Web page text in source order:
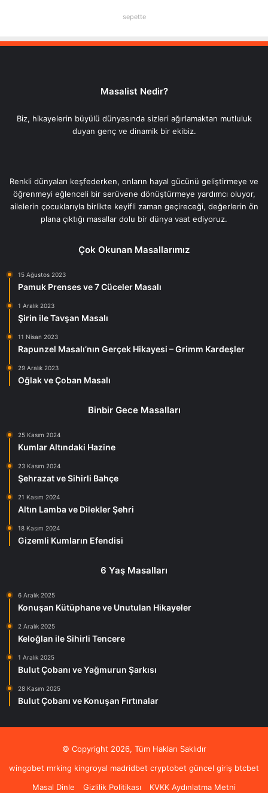
sepette
Masalist Nedir?
Biz, hikayelerin büyülü dünyasında sizleri ağırlamaktan mutluluk
duyan genç ve dinamik bir ekibiz.
Renkli dünyaları keşfederken, onların hayal gücünü geliştirmeye ve
öğrenmeyi eğlenceli bir serüvene dönüştürmeye yardımcı oluyor,
ailelerin çocuklarıyla birlikte keyifli zaman geçireceği, değerlerin ön
plana çıktığı masallar dolu bir dünya vaat ediyoruz.
Çok Okunan Masallarımız
15 Ağustos 2023
Pamuk Prenses ve 7 Cüceler Masalı
1 Aralık 2023
Şirin ile Tavşan Masalı
11 Nisan 2023
Rapunzel Masalı’nın Gerçek Hikayesi – Grimm Kardeşler
29 Aralık 2023
Oğlak ve Çoban Masalı
Binbir Gece Masalları
25 Kasım 2024
Kumlar Altındaki Hazine
23 Kasım 2024
Şehrazat ve Sihirli Bahçe
21 Kasım 2024
Altın Lamba ve Dilekler Şehri
18 Kasım 2024
Gizemli Kumların Efendisi
6 Yaş Masalları
6 Aralık 2025
Konuşan Kütüphane ve Unutulan Hikayeler
2 Aralık 2025
Keloğlan ile Sihirli Tencere
1 Aralık 2025
Bulut Çobanı ve Yağmurun Şarkısı
28 Kasım 2025
Bulut Çobanı ve Konuşan Fırtınalar
© Copyright 2026, Tüm Hakları Saklıdır
wingobet mrking kingroyal madridbet cryptobet güncel giriş btcbet
Masal Dinle
Gizlilik Politikası KVKK Aydınlatma Metni